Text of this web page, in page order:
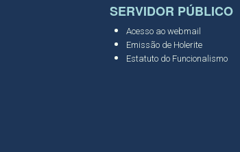
SERVIDOR PÚBLICO
Acesso ao webmail
Emissão de Holerite
Estatuto do Funcionalismo